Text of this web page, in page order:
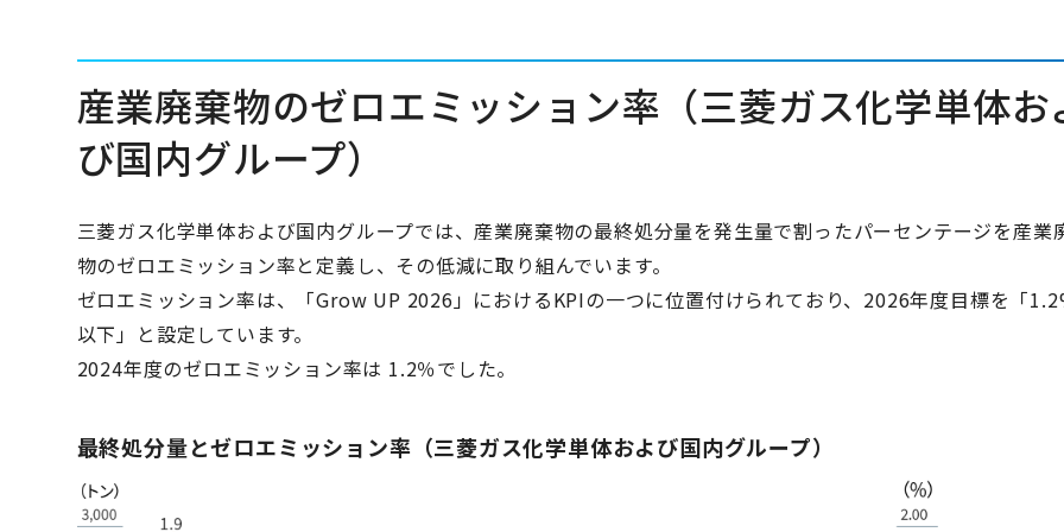
産業廃棄物のゼロエミッション率（三菱ガス化学単体お
び国内グループ）
三菱ガス化学単体および国内グループでは、産業廃棄物の最終処分量を発生量で割ったパーセンテージを産業
物のゼロエミッション率と定義し、その低減に取り組んでいます。
ゼロエミッション率は、「Grow UP 2026」におけるKPIの一つに位置付けられており、2026年度目標を「
以下」と設定しています。
2024年度のゼロエミッション率は 1.2％でした。
最終処分量とゼロエミッション率（三菱ガス化学単体および国内グループ）